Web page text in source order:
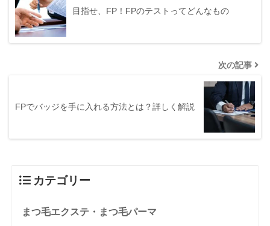
目指せ、FP！FPのテストってどんなもの
次の記事
FPでバッジを手に入れる方法とは？詳しく解説
カテゴリー
まつ毛エクステ・まつ毛パーマ